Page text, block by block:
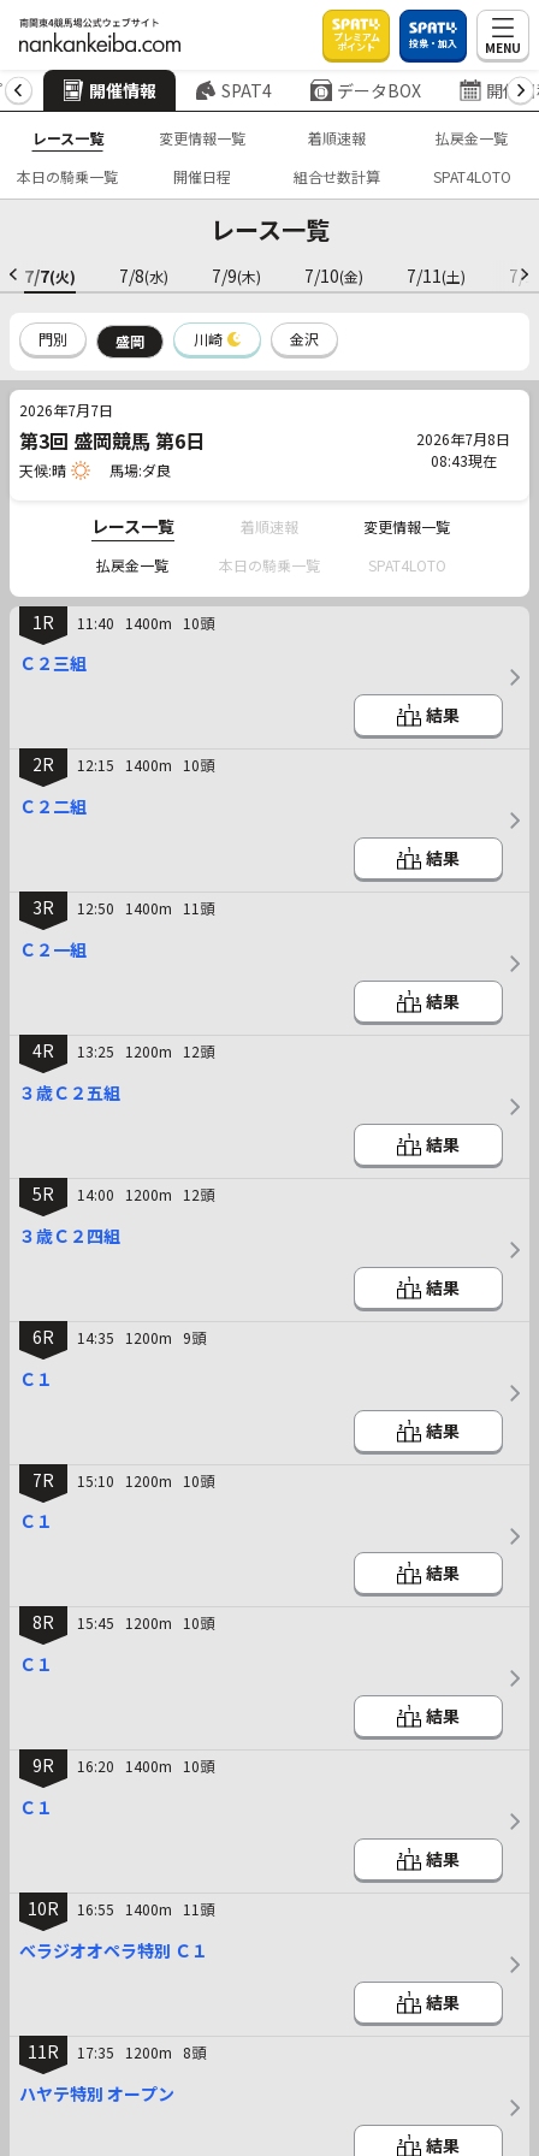
プレミアム
ポイント 投票・加入 MENU
開催情報 SPAT4 データBOX 開催
レース一覧 変更情報一覧 着順速報
払戻金一覧
本日の騎乗一覧
開催日程 組合せ数計算 SPAT4LOTO
レース一覧
7/7(火) 7/8(水) 7/9(木) 7/10(金) 7/11(土) 7/
門別 盛岡 川崎 金沢
2026年7月7日
第3回 盛岡競馬 第6日
天候:晴 馬場:ダ良
2026年7月8日
08:43現在
レース一覧 着順速報
変更情報一覧
払戻金一覧
本日の騎乗一覧 SPAT4LOTO
1R 11:40 1400m 10頭
Ｃ２三組
結果
2R 12:15 1400m 10頭
Ｃ２二組
結果
3R 12:50 1400m 11頭
Ｃ２一組
結果
4R 13:25 1200m 12頭
３歳Ｃ２五組
結果
5R 14:00 1200m 12頭
３歳Ｃ２四組
結果
6R 14:35 1200m 9頭
Ｃ１
結果
7R 15:10 1200m 10頭
Ｃ１
結果
8R 15:45 1200m 10頭
Ｃ１
結果
9R 16:20 1400m 10頭
Ｃ１
結果
10R 16:55 1400m 11頭
べラジオオペラ特別 Ｃ１
結果
11R 17:35 1200m 8頭
ハヤテ特別 オープン
結果